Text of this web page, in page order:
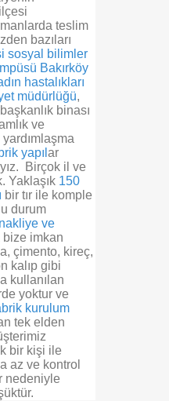
teslim
bazıları
sosyal bilimler
Bakırköy
hastalıkları
müdürlüğü,
başkanlık binası
ve
yapıl ar
Birçok il ve
Yaklaşık 150
bir tır ile komple
durum
ve
imkan
çimento, kireç,
kalıp gibi
kullanılan
yoktur ve
kurulum
tek elden
bir kişi ile
az ve kontrol
nedeniyle